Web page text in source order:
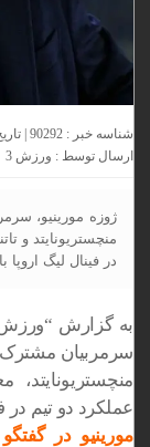
شناسه خبر : 90292 | تاریخ انتشار : 28 می 2025 - 2:13 | 62 بازدید | تعداد دیدگاه :
ارسال توسط :ورزش 3
ژوزه مورینیو،
منچستریونایتد و
در فینال لیگ اروپا
به گزارش “ورزش
سرمربیان مشترک
منچستریونایتد،
عملکرد دو تیم در
مورینیو در